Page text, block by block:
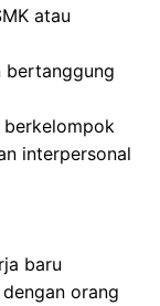
atau
bertanggung
berkelompok
interpersonal
baru
orang